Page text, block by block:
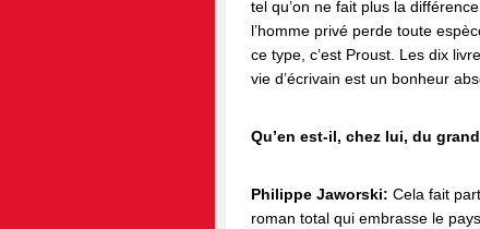
tel qu’on ne fait plus la
l’homme privé perde toute
ce type, c’est Proust. Les dix
vie d’écrivain est un bonheur
Qu’en est-il, chez lui, du
Philippe Jaworski: Cela fait
roman total qui embrasse le